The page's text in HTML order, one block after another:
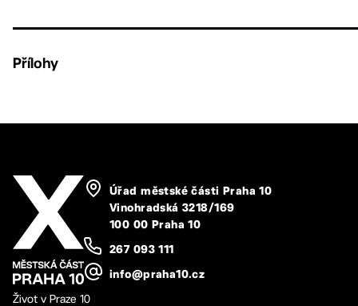
Přílohy
Úřad městské části Praha 10
Vinohradská 3218/169
100 00 Praha 10
267 093 111
info@praha10.cz
Život v Praze 10